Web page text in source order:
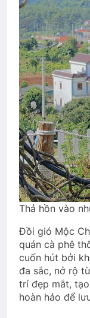
Thả hồn vào
Đồi gió Mộc
quán cà phê
cuốn hút bởi
đa sắc, nở rộ
trí đẹp mắt,
hoàn hảo để